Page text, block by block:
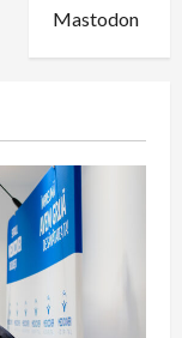
Mastodon